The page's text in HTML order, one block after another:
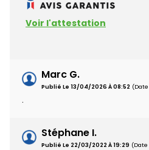
Voir l'attestation
Marc G.
Publié Le 13/04/2026 À 08:52
.
Stéphane I.
Publié Le 22/03/2022 À 19:29